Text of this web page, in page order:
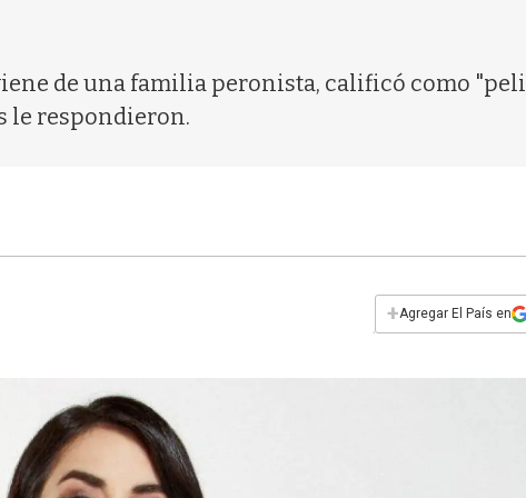
de una familia peronista, calificó como
le respondieron.
+Agregar El País en